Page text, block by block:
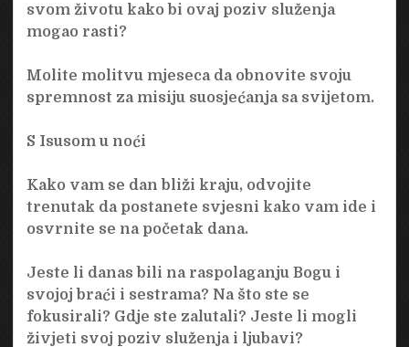
svom životu kako bi ovaj poziv služenja
mogao rasti?
Molite molitvu mjeseca da obnovite svoju
spremnost za misiju suosjećanja sa svijetom.
S Isusom u noći
Kako vam se dan bliži kraju, odvojite
trenutak da postanete svjesni kako vam ide i
osvrnite se na početak dana.
Jeste li danas bili na raspolaganju Bogu i
svojoj braći i sestrama? Na što ste se
fokusirali? Gdje ste zalutali? Jeste li mogli
živjeti svoj poziv služenja i ljubavi?